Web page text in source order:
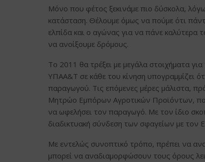
Μόνο που φέτος ξεκινάμε πιο δύσκολα,
κατάσταση. Θέλουμε όμως να πούμε ότι
ελπίδα και ο αγώνας για να πάνε καλύτερα
να ανοίξουμε δρόμους.
Το 2011 θα τρέξει με μεγάλα στοιχήματα
ΥΠΑΑ&Τ σε κάθε του κίνηση υπογραμμίζει
παραγωγού. Τις επόμενες μέρες μάλιστα,
Μητρώο Εμπόρων Αγροτικών Προϊόντων,
να ωφελήσει τον παραγωγό. Με τον ίδιο
διαδικτυακή σύνδεση των σφαγείων με τον
Με εντελώς συνοπτικό τρόπο, πρέπει να
μπορεί να αναδιαμορφώσουν τους όρους